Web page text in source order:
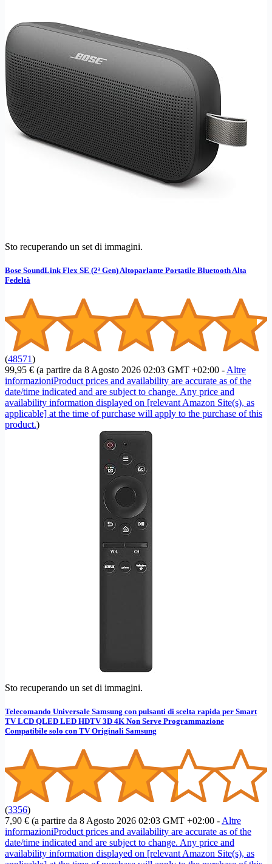
Sto recuperando un set di immagini.
Bose SoundLink Flex SE (2ª Gen) Altoparlante Portatile Bluetooth Alta
Fedeltà
(48571)
99,95 € (a partire da 8 Agosto 2026 02:03 GMT +02:00 - Altre
informazioniProduct prices and availability are accurate as of the
date/time indicated and are subject to change. Any price and
availability information displayed on [relevant Amazon Site(s), as
applicable] at the time of purchase will apply to the purchase of this
product.)
Sto recuperando un set di immagini.
Telecomando Universale Samsung con pulsanti di scelta rapida per Smart
TV LCD QLED LED HDTV 3D 4K Non Serve Programmazione
Compatibile solo con TV Originali Samsung
(3356)
7,90 € (a partire da 8 Agosto 2026 02:03 GMT +02:00 - Altre
informazioniProduct prices and availability are accurate as of the
date/time indicated and are subject to change. Any price and
availability information displayed on [relevant Amazon Site(s), as